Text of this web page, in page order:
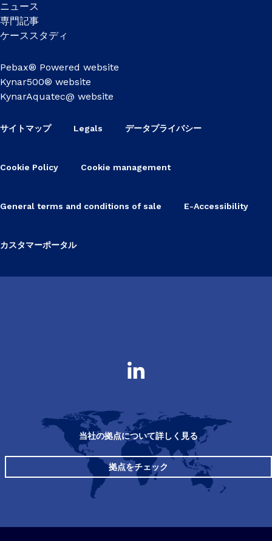
ニュース
専門記事
ケーススタディ
Pebax® Powered website
Kynar500® website
KynarAquatec@ website
サイトマップ Legals データプライバシー
Cookie Policy Cookie management
General terms and conditions of sale E-Accessibility
カスタマーポータル
当社の拠点について詳しく見る
拠点をチェック